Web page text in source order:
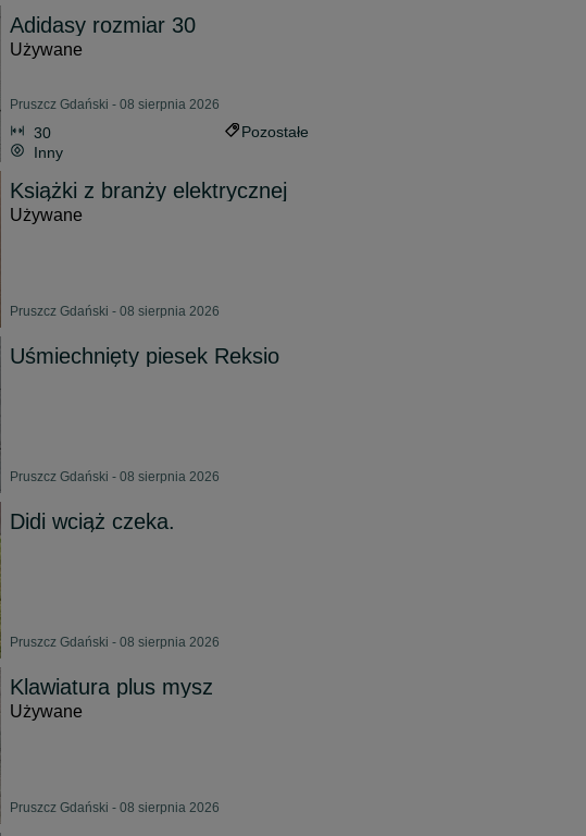
Adidasy rozmiar 30
Używane
Pruszcz Gdański - 08 sierpnia 2026
30
Pozostałe
Inny
Książki z branży elektrycznej
Używane
Pruszcz Gdański - 08 sierpnia 2026
Uśmiechnięty piesek Reksio
Pruszcz Gdański - 08 sierpnia 2026
Didi wciąż czeka.
Pruszcz Gdański - 08 sierpnia 2026
Klawiatura plus mysz
Używane
Pruszcz Gdański - 08 sierpnia 2026